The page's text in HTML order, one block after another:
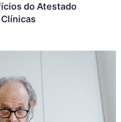
do Atestado